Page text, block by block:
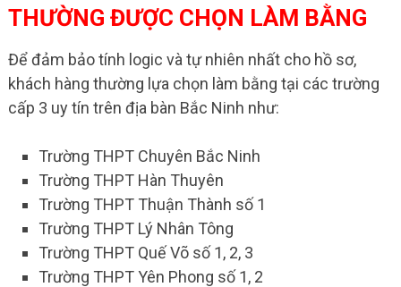
THƯỜNG ĐƯỢC CHỌN LÀM BẰNG
Để đảm bảo tính logic và tự nhiên nhất cho hồ sơ,
khách hàng thường lựa chọn làm bằng tại các trường
cấp 3 uy tín trên địa bàn Bắc Ninh như:
Trường THPT Chuyên Bắc Ninh
Trường THPT Hàn Thuyên
Trường THPT Thuận Thành số 1
Trường THPT Lý Nhân Tông
Trường THPT Quế Võ số 1, 2, 3
Trường THPT Yên Phong số 1, 2